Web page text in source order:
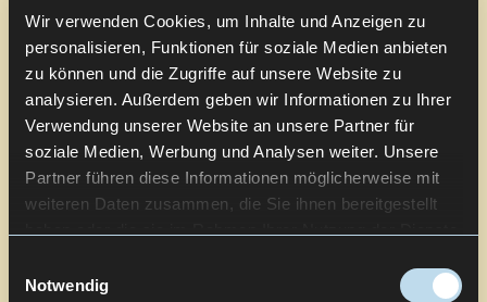
Wir verwenden Cookies, um Inhalte und Anzeigen zu
personalisieren, Funktionen für soziale Medien anbieten
zu können und die Zugriffe auf unsere Website zu
analysieren. Außerdem geben wir Informationen zu Ihrer
Verwendung unserer Website an unsere Partner für
soziale Medien, Werbung und Analysen weiter. Unsere
Partner führen diese Informationen möglicherweise mit
weiteren Daten zusammen, die Sie ihnen bereitgestellt
Notwendig